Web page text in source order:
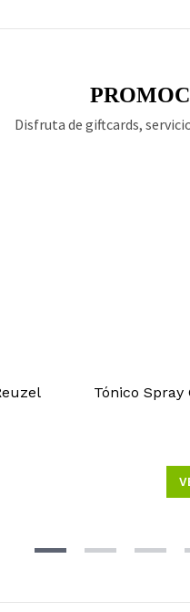
Disfruta de giftcards,
Tónico